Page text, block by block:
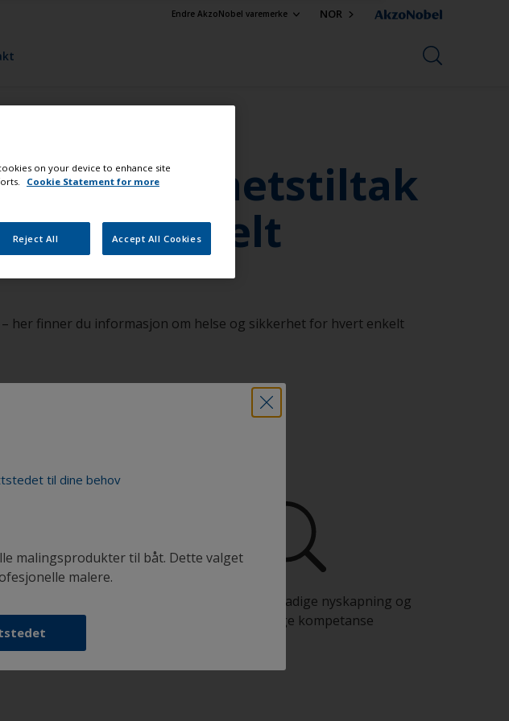
Endre AkzoNobel varemerke NOR
sikkerhetstiltak
et spesielt
finner du informasjon om helse og sikkerhet for hvert enkelt
til dine behov
malingsprodukter til båt. Dette valget
malere.
en proff
Dra fordel av vår stadige nyskapning og
vitenskapelige kompetanse
on your device to enhance site
Cookie Statement for more
Reject All Accept All Cookies